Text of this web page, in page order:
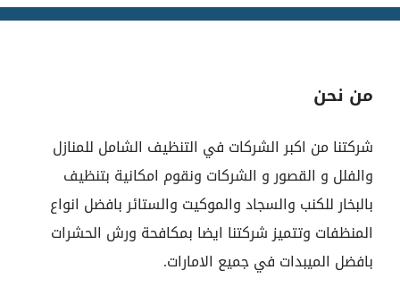
من نحن
شركتنا من اكبر الشركات في التنظيف الشامل للمنازل
والفلل و القصور و الشركات ونقوم امكانية بتنظيف
بالبخار للكنب والسجاد والموكيت والستائر بافضل انواع
المنظفات وتتميز شركتنا ايضا بمكافحة ورش الحشرات
بافضل الميبدات في جميع الامارات.